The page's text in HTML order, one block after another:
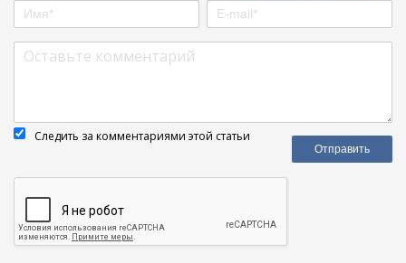
Следить за комментариями этой статьи